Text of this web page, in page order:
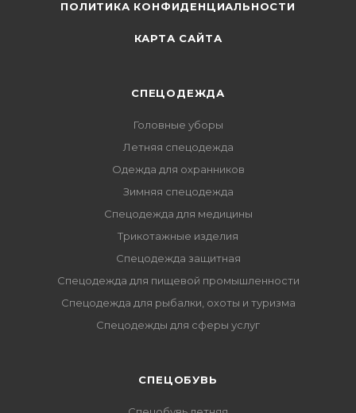
ПОЛИТИКА КОНФИДЕНЦИАЛЬНОСТИ
КАРТА САЙТА
СПЕЦОДЕЖДА
Головные уборы
Летняя спецодежда
Одежда для охранников
Зимняя спецодежда
Спецодежда для медицины
Трикотажные изделия
Спецодежда защитная
Спецодежда для пищевой промышленности
Спецодежда для рыбалки, охоты и туризма
Спецодежды для сферы услуг
CПЕЦОБУВЬ